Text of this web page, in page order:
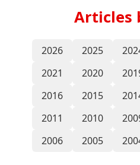
Articles
2026 2025
2021
2020
2016
2015
2011
2010
2006
2005